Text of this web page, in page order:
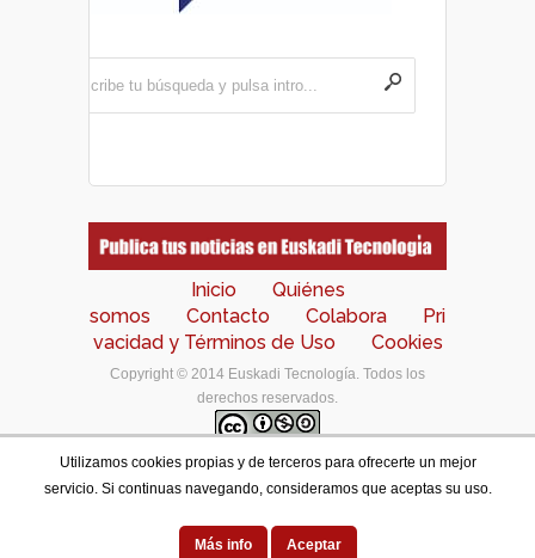
Inicio
Quiénes
somos
Contacto Colabora
Pri
vacidad y Términos de Uso
Cookies
Copyright © 2014 Euskadi Tecnología. Todos los
derechos reservados.
Los contenidos de este portal están bajo unalicencia
de Creative Commons Reconocimiento-NoComercial-
Designed by
Utilizamos cookies propias y de terceros para ofrecerte un mejor
servicio. Si continuas navegando, consideramos que aceptas su uso.
Más info Aceptar